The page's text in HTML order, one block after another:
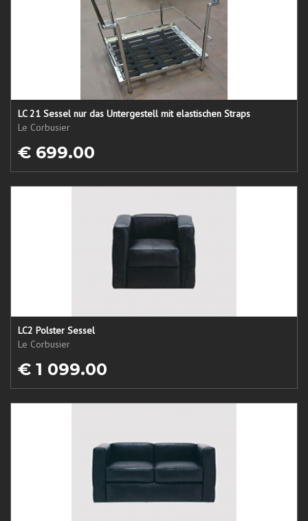
LC 21 Sessel nur das Untergestell mit elastischen Straps
Le Corbusier
€ 699.00
LC2 Polster Sessel
Le Corbusier
€ 1 099.00